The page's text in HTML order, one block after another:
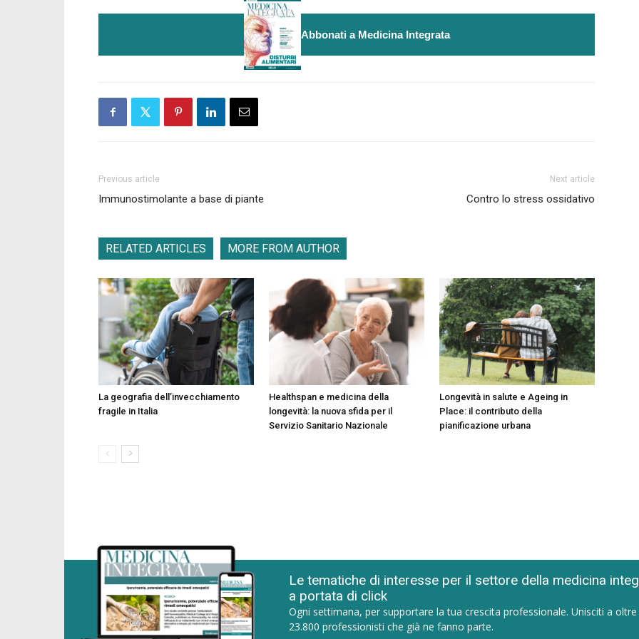
Abbonati a Medicina Integrata
Previous article
Immunostimolante a base di piante
Next article
Contro lo stress ossidativo
RELATED ARTICLES MORE FROM AUTHOR
La geografia dell’invecchiamento
fragile in Italia
Healthspan e medicina della
longevità: la nuova sfida per il
Servizio Sanitario Nazionale
Longevità in salute e Ageing in
Place: il contributo della
pianificazione urbana
Le tematiche di interesse per il settore della medicina
a portata di click
Ogni settimana, per supportare la tua crescita professionale. Unisciti a oltre
23.800 professionisti che già ne fanno parte.